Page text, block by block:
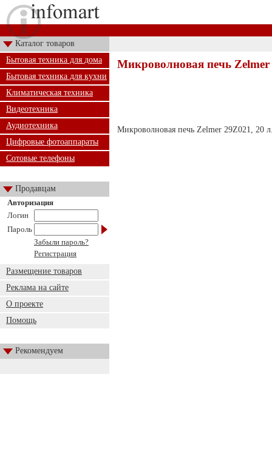
Каталог товаров
Бытовая техника для дома
Бытовая техника для кухни
Климатическая техника
Видеотехника
Аудиотехника
Цифровые фотоаппараты
Сотовые телефоны
Продавцам
Авторизация
Логин
Пароль
Забыли пароль?
Регистрация
Размещение товаров
Реклама на сайте
О проекте
Помощь
Рекомендуем
Микроволновая печь Zelmer
Микроволновая печь Zelmer 29Z021, 20